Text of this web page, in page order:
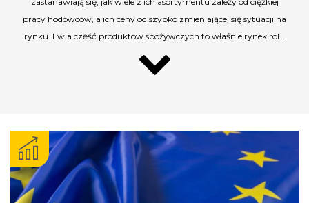
pracy hodowców, a ich ceny od szybko zmieniającej się sytuacji na
rynku. Lwia część produktów spożywczych to właśnie rynek rol…